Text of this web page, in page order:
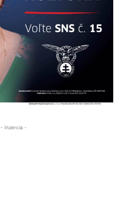
- Inzercia -